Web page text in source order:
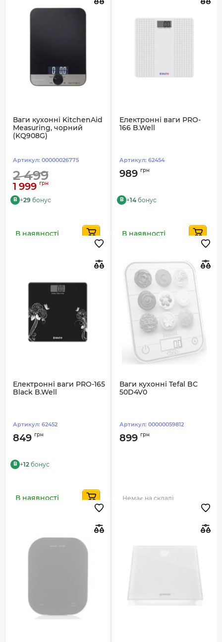
Ваги кухонні KitchenAid
Measuring, чорний
(KQ908G)
Артикул: 00000026775
2 499
1 999 грн
B +29 бонус
В наявності
Електронні ваги PRO-
166 B.Well
Артикул: 62454
989 грн
B +14 бонус
В наявності
Електронні ваги PRO-165
Black B.Well
Артикул: 62452
849 грн
B +12 бонус
В наявності
Ваги кухонні Tefal BC
50D4V0
Артикул: 00000059812
899 грн
Немає на складі